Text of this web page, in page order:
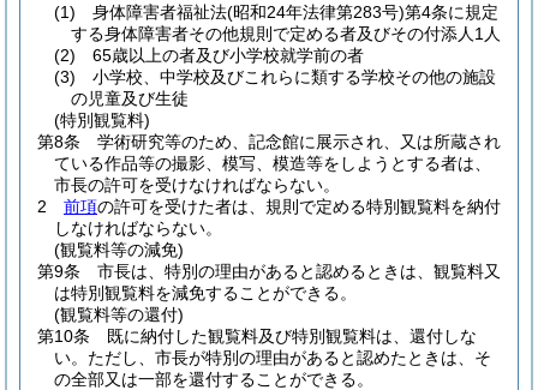
(1)
身体障害者福祉法(昭和24年法律第283号)第4条に規定
する身体障害者その他規則で定める者及びその付添人1人
(2)
65歳以上の者及び小学校就学前の者
(3)
小学校、中学校及びこれらに類する学校その他の施設
の児童及び生徒
(特別観覧料)
第8条
学術研究等のため、記念館に展示され、又は所蔵され
ている作品等の撮影、模写、模造等をしようとする者は、
市長の許可を受けなければならない。
2
前項の許可を受けた者は、規則で定める特別観覧料を納付
しなければならない。
(観覧料等の減免)
第9条
市長は、特別の理由があると認めるときは、観覧料又
は特別観覧料を減免することができる。
(観覧料等の還付)
第10条
既に納付した観覧料及び特別観覧料は、還付しな
い。 ただし、市長が特別の理由があると認めたときは、そ
の全部又は一部を還付することができる。